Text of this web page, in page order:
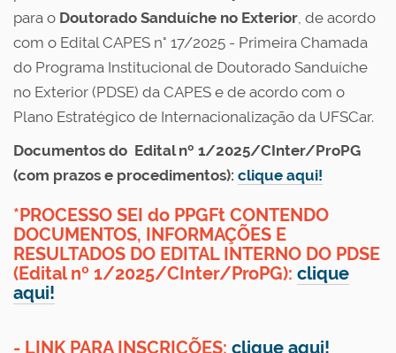
para o Doutorado Sanduíche no Exterior, de acordo
com o Edital CAPES n° 17/2025 - Primeira Chamada
do Programa Institucional de Doutorado Sanduíche
no Exterior (PDSE) da CAPES e de acordo com o
Plano Estratégico de Internacionalização da UFSCar.
Documentos do Edital nº 1/2025/CInter/ProPG
(com prazos e procedimentos): clique aqui!
*PROCESSO SEI do PPGFt CONTENDO
DOCUMENTOS, INFORMAÇÕES E
RESULTADOS DO EDITAL INTERNO DO PDSE
(Edital nº 1/2025/CInter/ProPG): clique
aqui!
- LINK PARA INSCRIÇÕES: clique aqui!